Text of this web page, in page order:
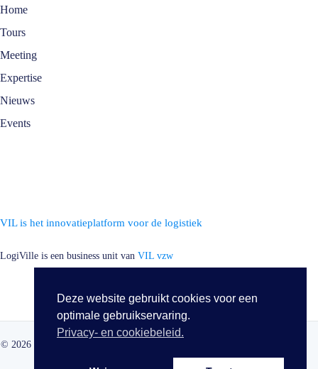
Home
Tours
Meeting
Expertise
Nieuws
Events
VIL is het innovatieplatform voor de logistiek
LogiVille is een business unit van VIL vzw
© 2026 · LogiVille · Alle rechten voorbehouden ·
Deze website gebruikt cookies voor een
optimale gebruikservaring.
Privacy- en cookiebeleid.